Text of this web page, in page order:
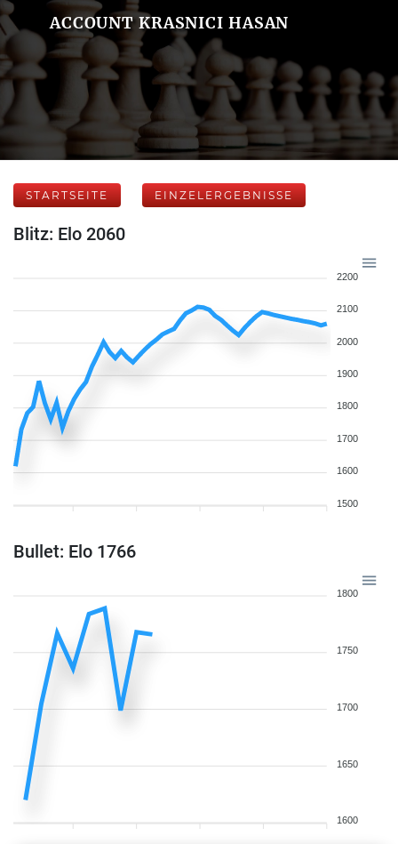
ACCOUNT KRASNICI HASAN
STARTSEITE EINZELERGEBNISSE
Blitz: Elo 2060
2200
2100
2000
1900
1800
1700
1600
1500
Bullet: Elo 1766
1800
1750
1700
1650
1600